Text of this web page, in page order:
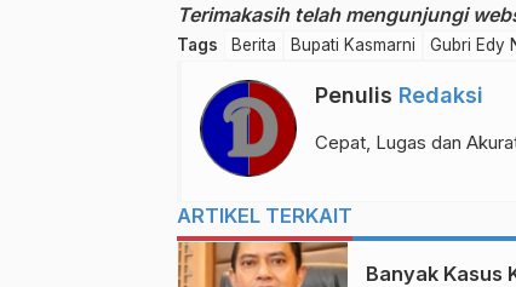
Terimakasih telah mengunjungi
Tags Berita Bupati Kasmarni Gubri Edy
Penulis Redaksi
Cepat, Lugas dan
ARTIKEL TERKAIT
Banyak Kasus